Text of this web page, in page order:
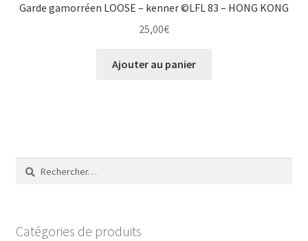
Garde gamorréen LOOSE – kenner ©LFL 83 – HONG KONG
25,00€
Ajouter au panier
Rechercher :
Catégories de produits